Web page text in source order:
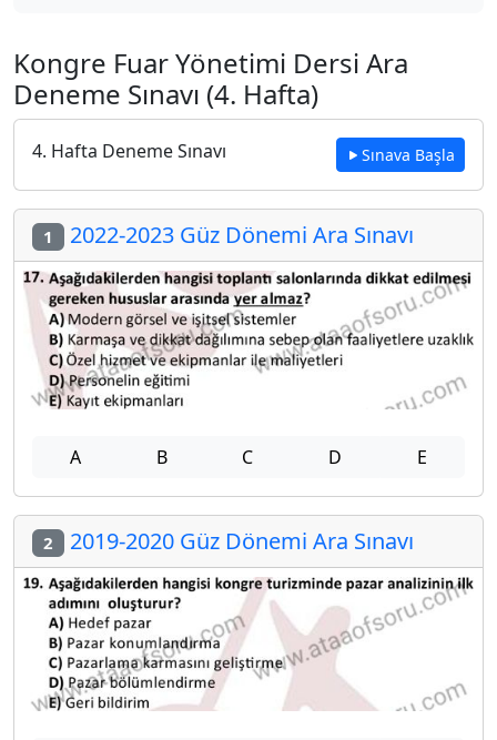
Kongre Fuar Yönetimi Dersi Ara
Deneme Sınavı (4. Hafta)
4. Hafta Deneme Sınavı Sınava Başla
1 2022-2023 Güz Dönemi Ara Sınavı
A B C D E
2 2019-2020 Güz Dönemi Ara Sınavı